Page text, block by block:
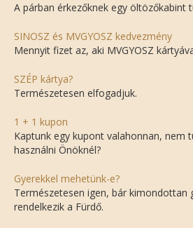
A párban érkezőknek egy öltözőkabint
SINOSZ és MVGYOSZ kedvezmény
Mennyit fizet az, aki MVGYOSZ
SZÉP kártya?
Természetesen elfogadjuk.
1 + 1 kupon
Kaptunk egy kupont valahonnan, nem
használni Önöknél?
Gyerekkel mehetünk-e?
Természetesen igen, bár kimondottan
rendelkezik a Fürdő.